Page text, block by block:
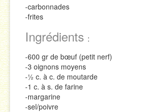
Plats
Salades
Soupes & Potages
Trucs & Astuces
-carbonnades
-frites
Ingrédients :
-600 gr de bœuf (petit nerf)
-3 oignons moyens
-½ c. à c. de moutarde
-1 c. à s. de farine
-margarine
-sel/poivre